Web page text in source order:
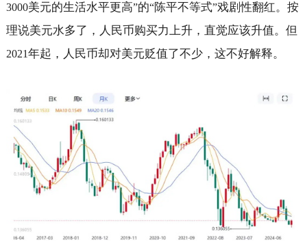
3000美元的生活水平更高”的“陈平不等式”戏剧性翻红。按
理说美元水多了，人民币购买力上升，直觉应该升值。但
2021年起，人民币却对美元贬值了不少，这不好解释。